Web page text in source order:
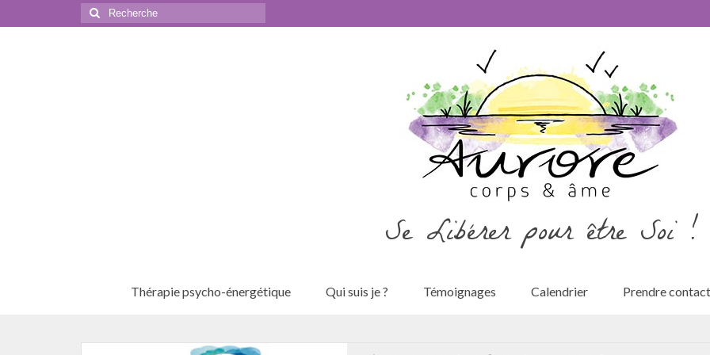
Rechercher
:
Se Libérer pour être Soi !
Thérapie psycho-énergétique Qui suis je ? Témoignages Calendrier Prendre contact